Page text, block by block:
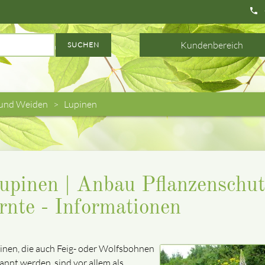
phone
SUCHEN Kundenbereich
Weiden Lupinen
| Anbau
- Informationen
die auch Feig- oder Wolfsbohnen
werden, sind vor allem als